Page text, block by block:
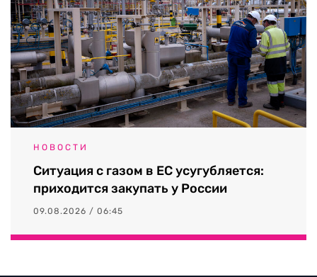
НОВОСТИ
Ситуация с газом в ЕС усугубляется:
приходится закупать у России
09.08.2026 / 06:45